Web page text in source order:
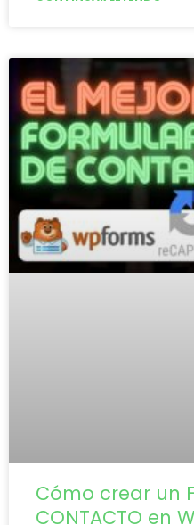
Cómo crear un
CONTACTO en